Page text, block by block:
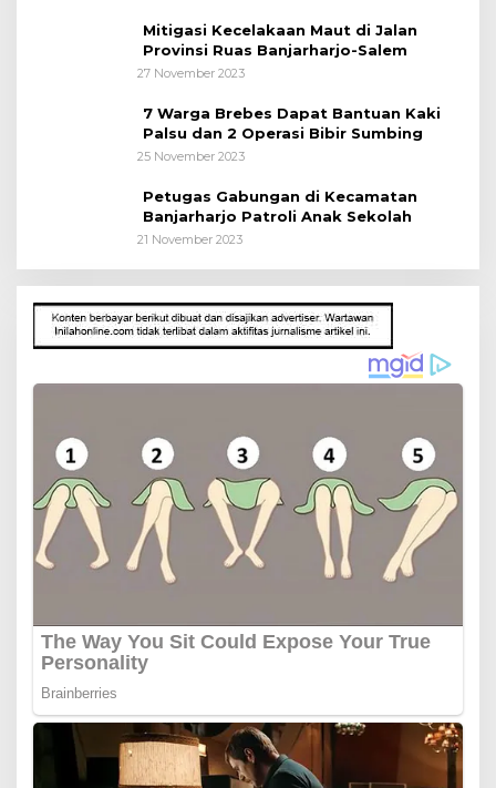
Mitigasi Kecelakaan Maut di Jalan
Provinsi Ruas Banjarharjo-Salem
27 November 2023
7 Warga Brebes Dapat Bantuan Kaki
Palsu dan 2 Operasi Bibir Sumbing
25 November 2023
Petugas Gabungan di Kecamatan
Banjarharjo Patroli Anak Sekolah
21 November 2023